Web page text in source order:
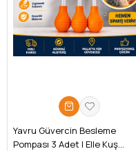
Yavru Güvercin Besleme
Pompası 3 Adet | Elle Kuş